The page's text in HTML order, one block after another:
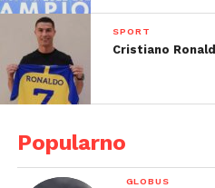
SPORT
Cristiano
Popularno
GLOBUS